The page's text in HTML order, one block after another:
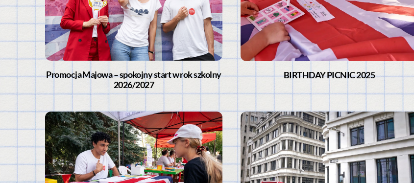
Promocja Majowa – spokojny start w rok szkolny
2026/2027
BIRTHDAY PICNIC 2025